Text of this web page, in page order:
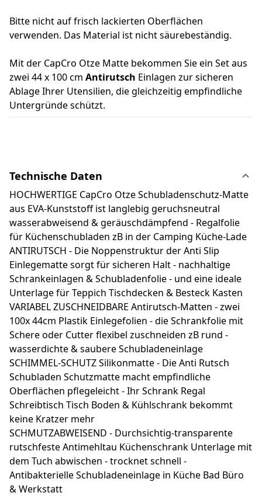
Bitte nicht auf frisch lackierten Oberflächen
verwenden. Das Material ist nicht säurebeständig.
Mit der CapCro Otze Matte bekommen Sie ein Set aus
zwei 44 x 100 cm Antirutsch Einlagen zur sicheren
Ablage Ihrer Utensilien, die gleichzeitig empfindliche
Untergründe schützt.
Technische Daten
HOCHWERTIGE CapCro Otze Schubladenschutz-Matte
aus EVA-Kunststoff ist langlebig geruchsneutral
wasserabweisend & geräuschdämpfend - Regalfolie
für Küchenschubladen zB in der Camping Küche-Lade
ANTIRUTSCH - Die Noppenstruktur der Anti Slip
Einlegematte sorgt für sicheren Halt - nachhaltige
Schrankeinlagen & Schubladenfolie - und eine ideale
Unterlage für Teppich Tischdecken & Besteck Kasten
VARIABEL ZUSCHNEIDBARE Antirutsch-Matten - zwei
100x 44cm Plastik Einlegefolien - die Schrankfolie mit
Schere oder Cutter flexibel zuschneiden zB rund -
wasserdichte & saubere Schubladeneinlage
SCHIMMEL-SCHUTZ Silikonmatte - Die Anti Rutsch
Schubladen Schutzmatte macht empfindliche
Oberflächen pflegeleicht - Ihr Schrank Regal
Schreibtisch Tisch Boden & Kühlschrank bekommt
keine Kratzer mehr
SCHMUTZABWEISEND - Durchsichtig-transparente
rutschfeste Antimehltau Küchenschrank Unterlage mit
dem Tuch abwischen - trocknet schnell -
Antibakterielle Schubladeneinlage in Küche Bad Büro
& Werkstatt